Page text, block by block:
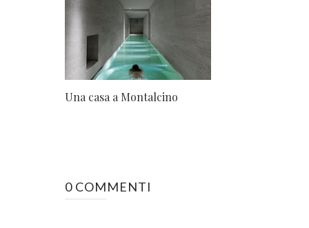
Una casa a Montalcino
0 COMMENTI